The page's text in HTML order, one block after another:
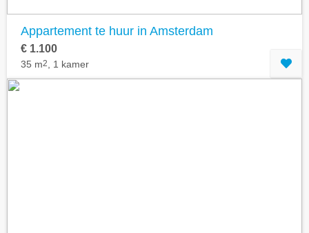
Appartement te huur in Amsterdam
€ 1.100
35 m2 , 1 kamer